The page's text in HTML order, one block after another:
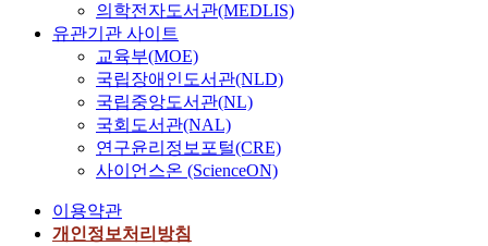
의학전자도서관(MEDLIS)
유관기관 사이트
교육부(MOE)
국립장애인도서관(NLD)
국립중앙도서관(NL)
국회도서관(NAL)
연구윤리정보포털(CRE)
사이언스온 (ScienceON)
이용약관
개인정보처리방침